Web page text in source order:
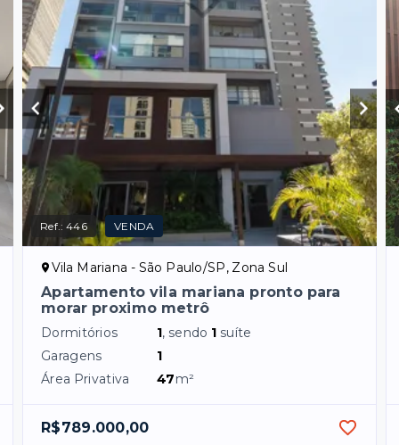
Ref.:446 VENDA
Vila Mariana - São Paulo/SP, Zona Sul
Apartamento vila mariana pronto para
morar proximo metrô
Dormitórios 1, sendo 1 suíte
Garagens
1
Área Privativa
47m²
R$789.000,00